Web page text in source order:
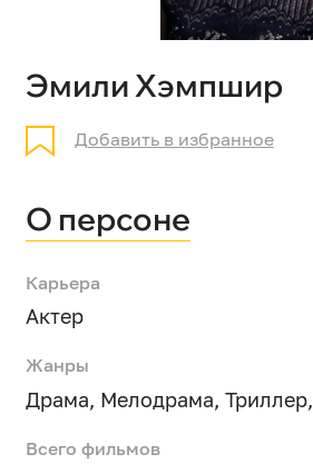
Эмили Хэмпшир
Добавить в избранное
О персоне
Карьера
Актер
Жанры
Драма, Мелодрама, Триллер,
Всего фильмов